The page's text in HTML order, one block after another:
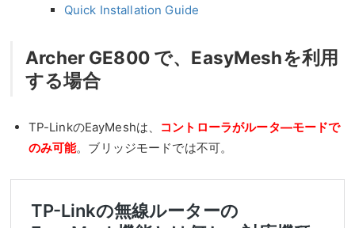
Quick Installation Guide
Archer GE800 で、EasyMeshを利用
する場合
TP-LinkのEayMeshは、 コントローラがルータ―モードで
のみ可能。ブリッジモードでは不可。